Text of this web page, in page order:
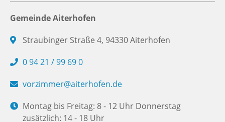
Gemeinde Aiterhofen
Straubinger Straße 4, 94330 Aiterhofen
0 94 21 / 99 69 0
vorzimmer@aiterhofen.de
Montag bis Freitag: 8 - 12 Uhr Donnerstag
zusätzlich: 14 - 18 Uhr